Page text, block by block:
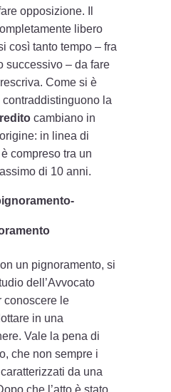
opposizione. Il
libero
così tanto tempo – fra
successivo – da fare
Come si è
la
cambiano in
in linea di
compreso tra un
di 10 anni.
un pignoramento, si
dell’Avvocato
conoscere le
in una
Vale la pena di
che non sempre i
da una
che l’atto è stato